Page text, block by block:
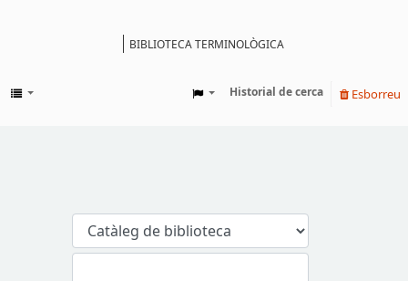
BIBLIOTECA TERMINOLÒGICA
Historial de cerca Esborreu